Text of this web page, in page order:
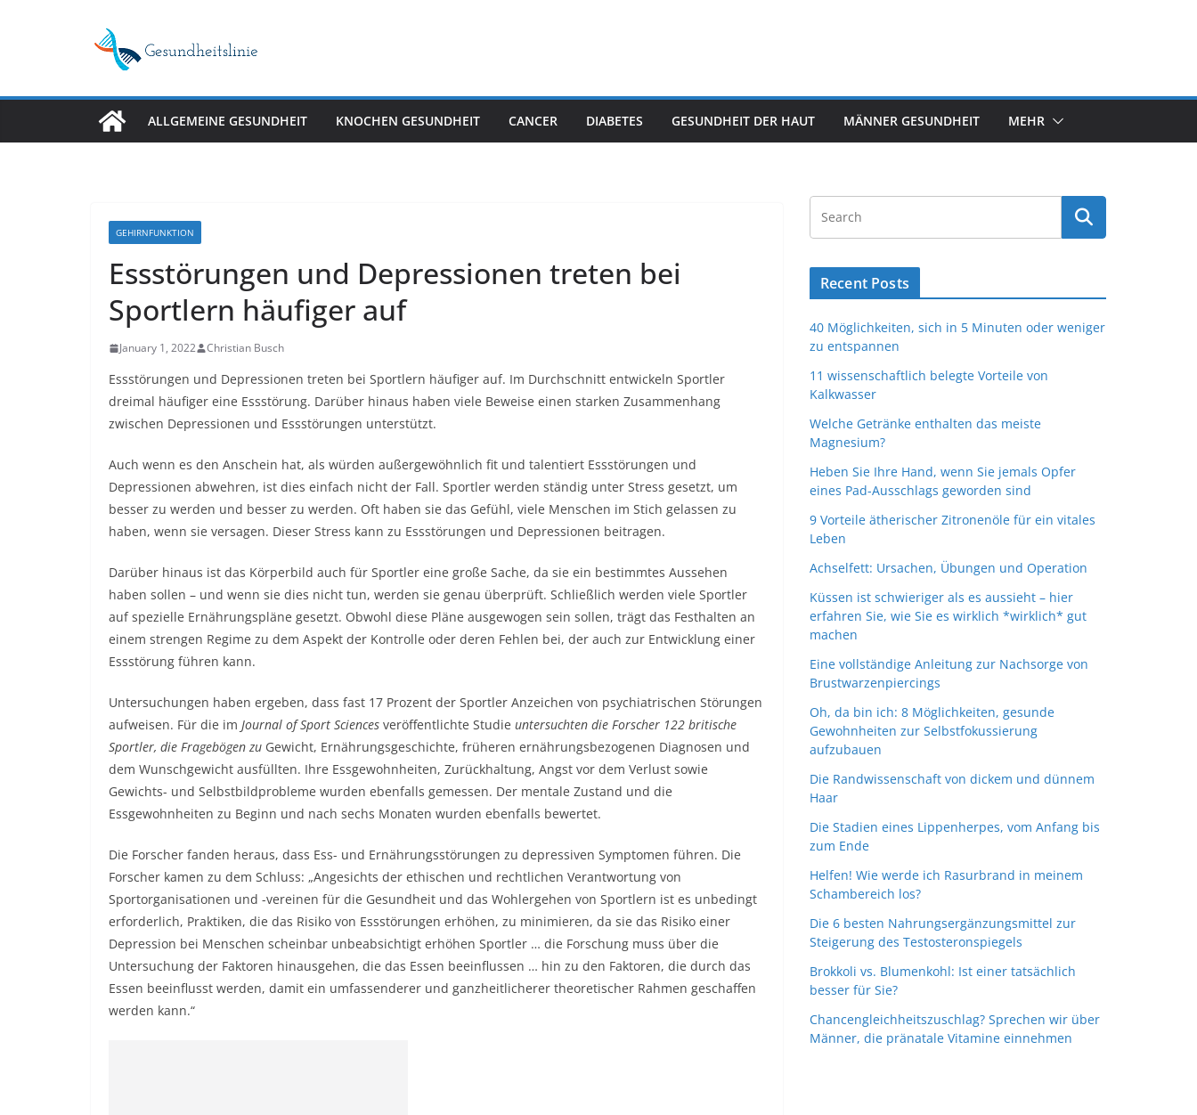
ALLGEMEINE GESUNDHEIT KNOCHEN GESUNDHEIT CANCER DIABETES GESUNDHEIT DER HAUT MÄNNER GESUNDHEIT MEHR
GEHIRNFUNKTION
Essstörungen und Depressionen treten bei
Sportlern häufiger auf
January 1, 2022 Christian Busch
Essstörungen und Depressionen treten bei Sportlern häufiger auf. Im Durchschnitt entwickeln Sportler
dreimal häufiger eine Essstörung. Darüber hinaus haben viele Beweise einen starken Zusammenhang
zwischen Depressionen und Essstörungen unterstützt.
Auch wenn es den Anschein hat, als würden außergewöhnlich fit und talentiert Essstörungen und
Depressionen abwehren, ist dies einfach nicht der Fall. Sportler werden ständig unter Stress gesetzt, um
besser zu werden und besser zu werden. Oft haben sie das Gefühl, viele Menschen im Stich gelassen zu
haben, wenn sie versagen. Dieser Stress kann zu Essstörungen und Depressionen beitragen.
Darüber hinaus ist das Körperbild auch für Sportler eine große Sache, da sie ein bestimmtes Aussehen
haben sollen – und wenn sie dies nicht tun, werden sie genau überprüft. Schließlich werden viele Sportler
auf spezielle Ernährungspläne gesetzt. Obwohl diese Pläne ausgewogen sein sollen, trägt das Festhalten an
einem strengen Regime zu dem Aspekt der Kontrolle oder deren Fehlen bei, der auch zur Entwicklung einer
Essstörung führen kann.
Untersuchungen haben ergeben, dass fast 17 Prozent der Sportler Anzeichen von psychiatrischen Störungen
aufweisen. Für die im Journal of Sport Sciences veröffentlichte Studie untersuchten die Forscher 122 britische
Sportler, die Fragebögen zu Gewicht, Ernährungsgeschichte, früheren ernährungsbezogenen Diagnosen und
dem Wunschgewicht ausfüllten. Ihre Essgewohnheiten, Zurückhaltung, Angst vor dem Verlust sowie
Gewichts- und Selbstbildprobleme wurden ebenfalls gemessen. Der mentale Zustand und die
Essgewohnheiten zu Beginn und nach sechs Monaten wurden ebenfalls bewertet.
Die Forscher fanden heraus, dass Ess- und Ernährungsstörungen zu depressiven Symptomen führen. Die
Forscher kamen zu dem Schluss: „Angesichts der ethischen und rechtlichen Verantwortung von
Sportorganisationen und -vereinen für die Gesundheit und das Wohlergehen von Sportlern ist es unbedingt
erforderlich, Praktiken, die das Risiko von Essstörungen erhöhen, zu minimieren, da sie das Risiko einer
Depression bei Menschen scheinbar unbeabsichtigt erhöhen Sportler … die Forschung muss über die
Untersuchung der Faktoren hinausgehen, die das Essen beeinflussen … hin zu den Faktoren, die durch das
Essen beeinflusst werden, damit ein umfassenderer und ganzheitlicherer theoretischer Rahmen geschaffen
werden kann.“
Recent Posts
40 Möglichkeiten, sich in 5 Minuten oder weniger
zu entspannen
11 wissenschaftlich belegte Vorteile von
Kalkwasser
Welche Getränke enthalten das meiste
Magnesium?
Heben Sie Ihre Hand, wenn Sie jemals Opfer
eines Pad-Ausschlags geworden sind
9 Vorteile ätherischer Zitronenöle für ein vitales
Leben
Achselfett: Ursachen, Übungen und Operation
Küssen ist schwieriger als es aussieht – hier
erfahren Sie, wie Sie es wirklich *wirklich* gut
machen
Eine vollständige Anleitung zur Nachsorge von
Brustwarzenpiercings
Oh, da bin ich: 8 Möglichkeiten, gesunde
Gewohnheiten zur Selbstfokussierung
aufzubauen
Die Randwissenschaft von dickem und dünnem
Haar
Die Stadien eines Lippenherpes, vom Anfang bis
zum Ende
Helfen! Wie werde ich Rasurbrand in meinem
Schambereich los?
Die 6 besten Nahrungsergänzungsmittel zur
Steigerung des Testosteronspiegels
Brokkoli vs. Blumenkohl: Ist einer tatsächlich
besser für Sie?
Chancengleichheitszuschlag? Sprechen wir über
Männer, die pränatale Vitamine einnehmen